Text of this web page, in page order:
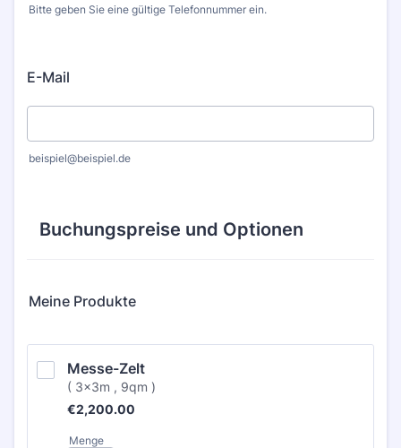
Bitte geben Sie eine gültige Telefonnummer ein.
E-Mail
beispiel@beispiel.de
Buchungspreise und Optionen
Meine Produkte
Messe-Zelt
( 3x3m , 9qm )
€2,200.00
€2,200.00
Menge